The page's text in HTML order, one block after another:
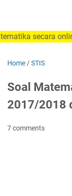
secara online dan
Home /STIS
Soal
2017/2018
7 comments